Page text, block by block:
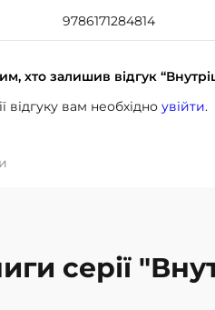
9786171284814
хто залишив відгук
відгуку вам необхідно увійти.
серії